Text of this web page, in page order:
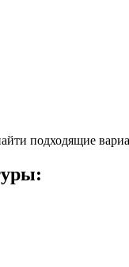
подходящие